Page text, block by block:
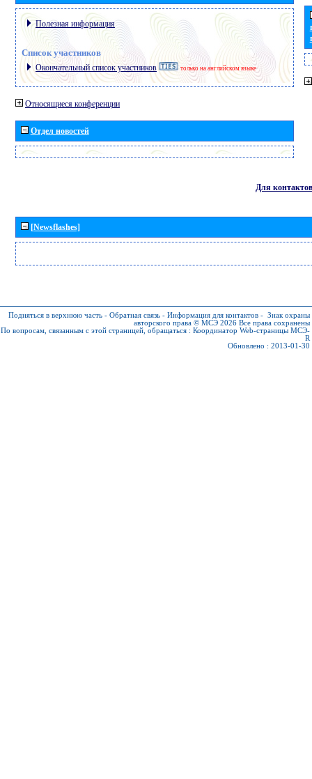
Полезная информация
Список участников
Окончательный список участников только на английском языке
Относящиеся конференции
Отдел новостей
Для контактов
[Newsflashes]
Подняться в верхнюю часть - Обратная связь - Информация для контактов - Знак охраны
авторского права © МСЭ 2026 Все права сохранены
По вопросам, связанным с этой страницей, обращаться : Координатор Web-страницы МСЭ-
R
Обновлено : 2013-01-30